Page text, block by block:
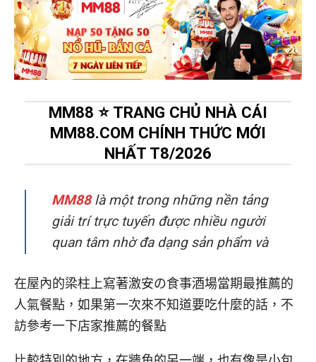
在屋內的梁柱上寫著激安の食事酒場當期最推薦的
人氣餐點，如果第一次來不知道要吃什麼的話，不
訪參考一下店家推薦的餐點